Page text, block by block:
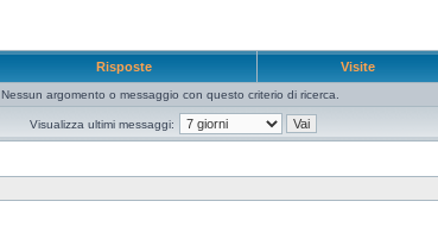
Risposte Visite
Nessun argomento o messaggio con questo criterio di ricerca.
Visualizza ultimi messaggi: